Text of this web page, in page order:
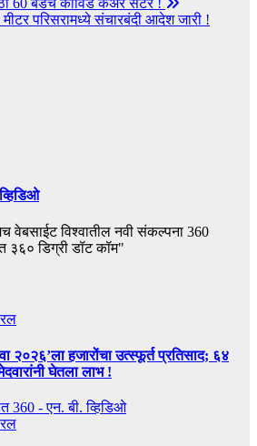
60 बेडचे कोविड केअर सेंटर !
परिसरामध्ये संचारबंदी आदेश जारी !
वेबसाईट विश्वातील नवी संकल्पना 360
३६० डिग्री डॉट कॉम"
२०२६’ला हजारोंचा उत्स्फूर्त प्रतिसाद; ६४
घेतला लाभ !
360 - एन. बी. व्हिडिओ